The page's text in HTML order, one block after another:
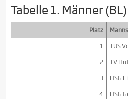
Tabelle 1. Männer (BL)
Platz
1
TUS
2
TV
3
HSG
4
HSG